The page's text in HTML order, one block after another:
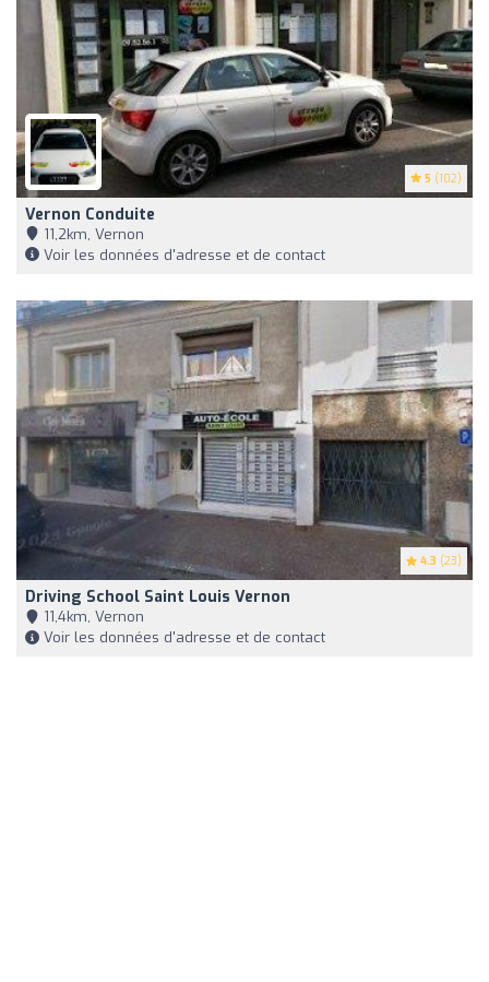
5 (102)
Vernon Conduite
11,2km, Vernon
Voir les données d'adresse et de contact
4.3 (23)
Driving School Saint Louis Vernon
11,4km, Vernon
Voir les données d'adresse et de contact